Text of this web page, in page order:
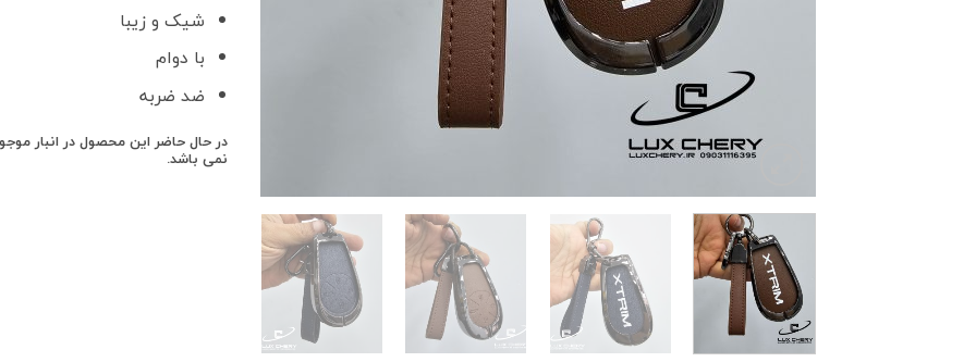
شیک و زیبا
با دوام
ضد ضربه
در حال حاضر این محصول در انبار
نمی باشد.